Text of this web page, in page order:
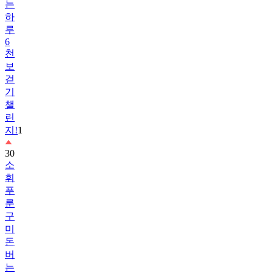
루
6
천
보
걷
기
챌
린
지!
30
소
휘
푸
룬
구
미
돈
버
는
인
증